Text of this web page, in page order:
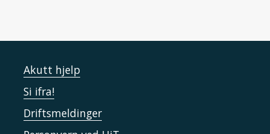
Akutt hjelp
Si ifra!
Driftsmeldinger